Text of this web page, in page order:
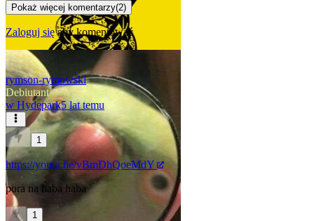
Pokaż więcej komentarzy(2)
Zaloguj sięaby komentować
rymson-rymowski
Debiutant
w Hydepark5 lat temu
1
https://youtu.be/vBmDhQoeMdY
pora na haba haba
1